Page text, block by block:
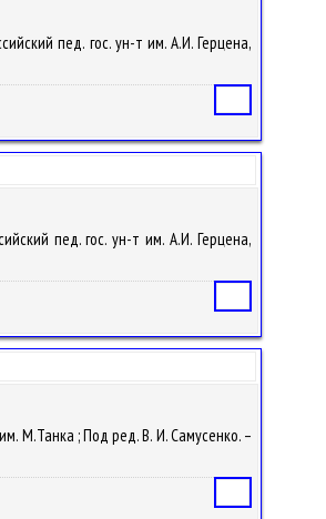
пед. гос. ун-т им. А.И. Герцена,
пед. гос. ун-т им. А.И. Герцена,
М.Танка ; Под ред. В. И. Самусенко. –